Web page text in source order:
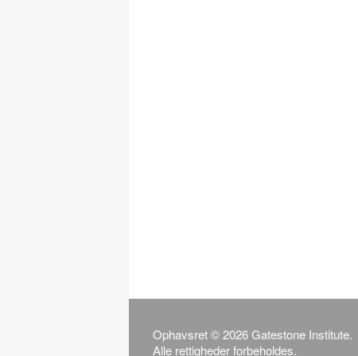
Ophavsret © 2026 Gatestone Institute.
Alle rettigheder forbeholdes.